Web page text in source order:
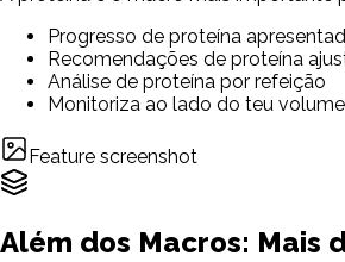
Progresso de proteína
Recomendações de proteína
Análise de proteína por refeição
Monitoriza ao lado do teu
Feature screenshot
Além dos Macros: Mais